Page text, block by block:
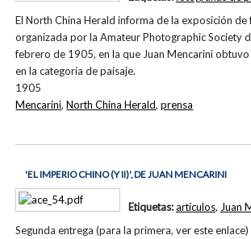
El North China Herald informa de la exposición de
organizada por la Amateur Photographic Society
febrero de 1905, en la que Juan Mencarini
en la categoría de paisaje.
1905
Mencarini,North China Herald,prensa
'EL IMPERIO CHINO (Y II)', DE JUAN MENCARINI
Segunda entrega (para la primera, ver este
Etiquetas:artículos, Juan